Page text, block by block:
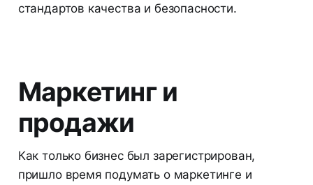
стандартов качества и безопасности.
Маркетинг и
продажи
Как только бизнес был зарегистрирован,
пришло время подумать о маркетинге и